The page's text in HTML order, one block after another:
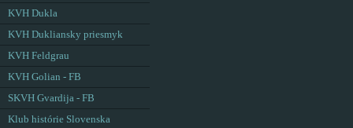
KVH Dukla
KVH Dukliansky priesmyk
KVH Feldgrau
KVH Golian - FB
SKVH Gvardija - FB
Klub histórie Slovenska